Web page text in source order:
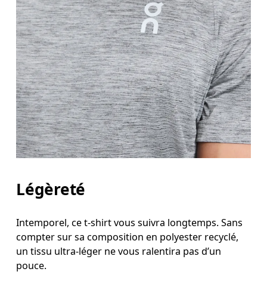
Légèreté
Intemporel, ce t-shirt vous suivra longtemps. Sans
compter sur sa composition en polyester recyclé,
un tissu ultra-léger ne vous ralentira pas d’un
pouce.